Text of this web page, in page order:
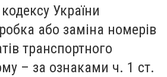
України
або заміна номерів
транспортного
– за ознаками ч. 1 ст.